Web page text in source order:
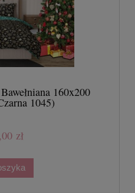
160x200
1045)
zł